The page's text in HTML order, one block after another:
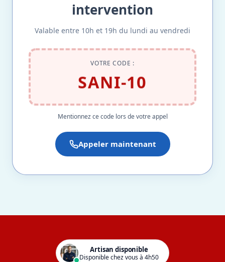
intervention
Valable entre 10h et 19h du lundi au vendredi
VOTRE CODE :
SANI-10
Mentionnez ce code lors de votre appel
Appeler maintenant
Artisan disponible
Disponible chez vous à 4h50